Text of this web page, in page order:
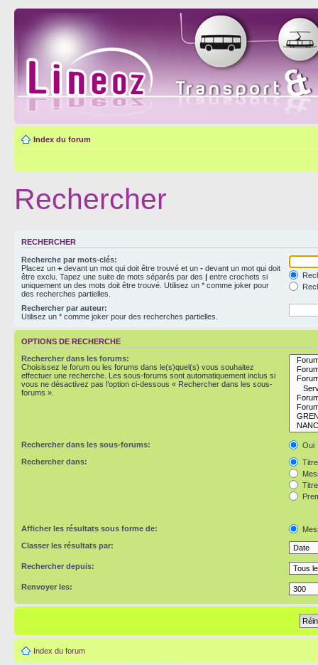
Index du forum
Rechercher
RECHERCHER
Recherche par mots-clés:
Placez un + devant un mot qui doit être trouvé et un - devant un mot qui doit
être exclu. Tapez une suite de mots séparés par des | entre crochets si
uniquement un des mots doit être trouvé. Utilisez un * comme joker pour
des recherches partielles.
Rechercher par auteur:
Utilisez un * comme joker pour des recherches partielles.
OPTIONS DE RECHERCHE
Rechercher dans les forums:
Choisissez le forum ou les forums dans le(s)quel(s) vous souhaitez
effectuer une recherche. Les sous-forums sont automatiquement inclus si
vous ne désactivez pas l’option ci-dessous « Rechercher dans les sous-
forums ».
Rechercher dans les sous-forums:
Oui
Rechercher dans:
Afficher les résultats sous forme de:
Classer les résultats par:
Rechercher depuis:
Renvoyer les:
Index du forum